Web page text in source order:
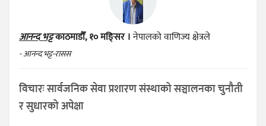
आनन्द भट्टकाठमाडौँ, १० मङ्सिर ।नेपालको वाणिज्य क्षेत्रले
- आनन्द भट्ट-रासस
विचारः सार्वजनिक सेवा प्रशारण संस्थाको सञ्चालनका चुनौती
र सुधारको अपेक्षा